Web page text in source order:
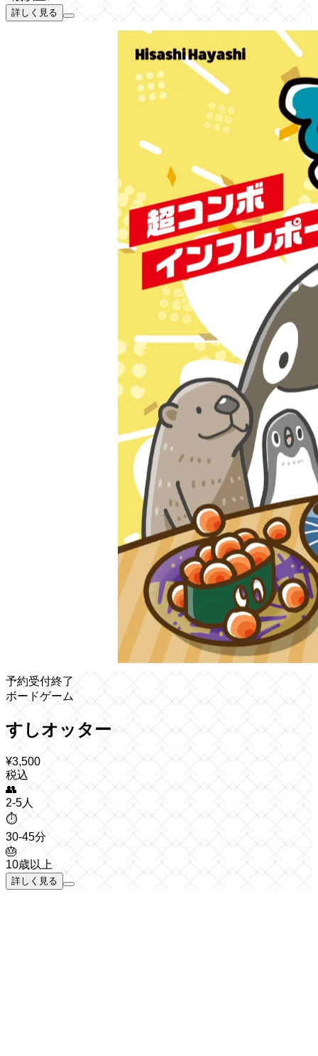
詳しく見る
予約受付終了
ボードゲーム
すしオッター
¥3,500
税込
👥
2-5人
⏱️
30-45分
🎂
10歳以上
詳しく見る